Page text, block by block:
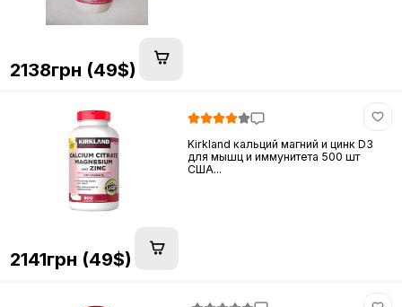
2138грн (49$)
Kirkland кальций магний и цинк D3
для мышц и иммунитета 500 шт
США...
2141грн (49$)